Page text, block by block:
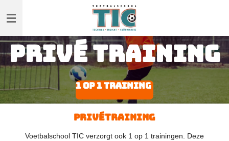
direct
de
hoofdinhoud
Privé training
1 op 1 training
Privétraining
Voetbalschool TIC verzorgt ook 1 op 1 trainingen. Deze